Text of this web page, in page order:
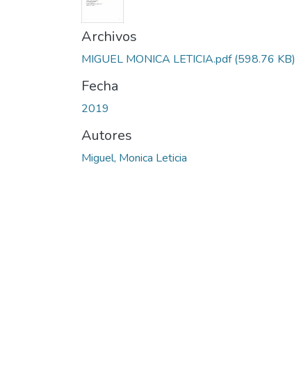
Archivos
MIGUEL MONICA LETICIA.pdf(598.76 KB)
Fecha
2019
Autores
Miguel, Monica Leticia